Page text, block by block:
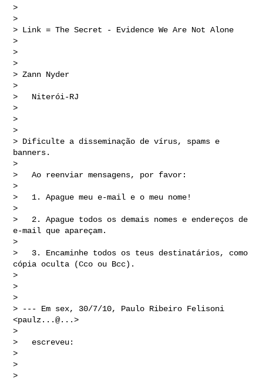
>
>
> Link = The Secret - Evidence We Are Not Alone
>
>
>
> Zann Nyder
>
>   Niterói-RJ
>
>
>
> Dificulte a disseminação de vírus, spams e
banners.
>
>   Ao reenviar mensagens, por favor:
>
>   1. Apague meu e-mail e o meu nome!
>
>   2. Apague todos os demais nomes e endereços de
e-mail que apareçam.
>
>   3. Encaminhe todos os teus destinatários, como
cópia oculta (Cco ou Bcc).
>
>
>
> --- Em sex, 30/7/10, Paulo Ribeiro Felisoni
<paulz...@...>
>
>   escreveu:
>
>
>